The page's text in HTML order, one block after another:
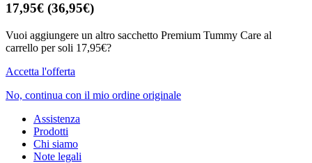
17,95€ (36,95€)
Vuoi aggiungere un altro sacchetto Premium Tummy Care al
carrello per soli 17,95€?
Accetta l'offerta
No, continua con il mio ordine originale
Assistenza
Prodotti
Chi siamo
Note legali